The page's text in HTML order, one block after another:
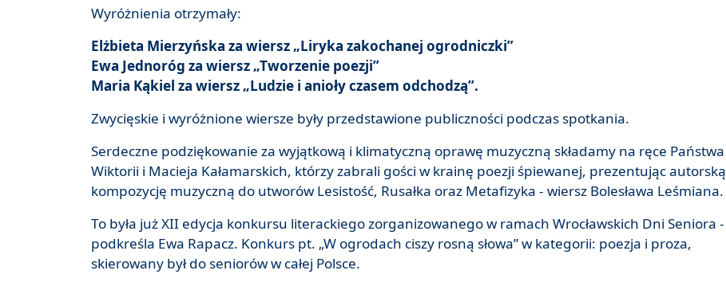
Wyróżnienia otrzymały:
Elżbieta Mierzyńska za wiersz „Liryka zakochanej ogrodniczki”
Ewa Jednoróg za wiersz „Tworzenie poezji”
Maria Kąkiel za wiersz „Ludzie i anioły czasem odchodzą”.
Zwycięskie i wyróżnione wiersze były przedstawione publiczności podczas spotkania.
Serdeczne podziękowanie za wyjątkową i klimatyczną oprawę muzyczną składamy na ręce Państwa
Wiktorii i Macieja Kałamarskich, którzy zabrali gości w krainę poezji śpiewanej, prezentując autorską
kompozycję muzyczną do utworów Lesistość, Rusałka oraz Metafizyka - wiersz Bolesława Leśmiana.
To była już XII edycja konkursu literackiego zorganizowanego w ramach Wrocławskich Dni Seniora -
podkreśla Ewa Rapacz. Konkurs pt. „W ogrodach ciszy rosną słowa” w kategorii: poezja i proza,
skierowany był do seniorów w całej Polsce.